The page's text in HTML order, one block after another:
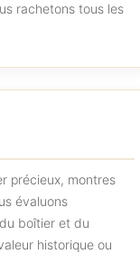
rachetons tous les
précieux, montres
évaluons
boîtier et du
historique ou